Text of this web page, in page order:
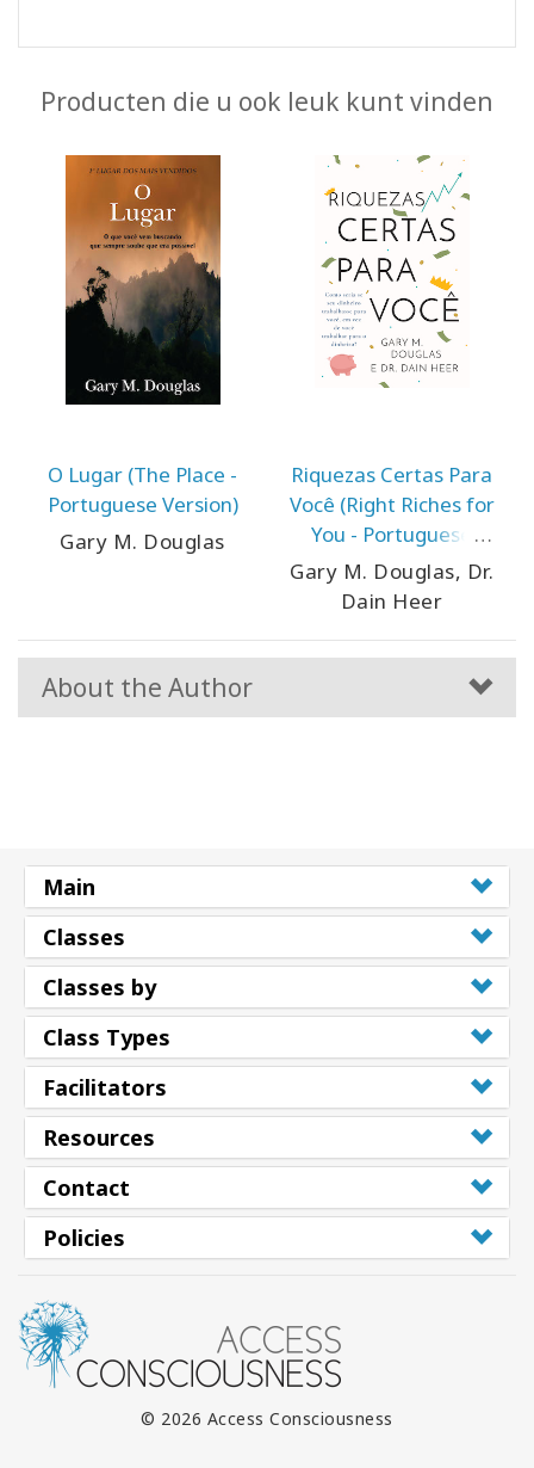
Producten die u ook leuk kunt vinden
O Lugar (The Place -
Portuguese Version)
Gary M. Douglas
Riquezas Certas Para
Você (Right Riches for
You - Portuguese
Version)
Gary M. Douglas, Dr.
Dain Heer
About the Author
Main
Classes
Classes by
Class Types
Facilitators
Resources
Contact
Policies
© 2026 Access Consciousness